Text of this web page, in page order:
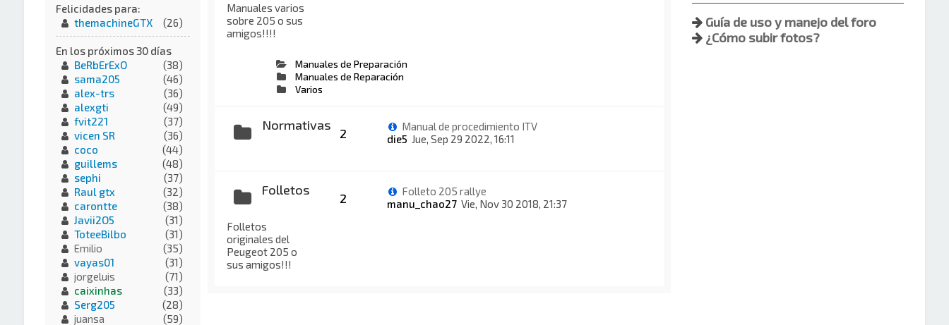
Manuales varios
sobre 205 o sus
amigos!!!!
Manuales de Preparación
Manuales de Reparación
Varios
Normativas
2
Manual de procedimiento ITV
die5 Jue, Sep 29 2022, 16:11
Folletos
Folletos
originales del
Peugeot 205 o
sus amigos!!!
2
Folleto 205 rallye
manu_chao27 Vie, Nov 30 2018, 21:37
Guía de uso y manejo del foro
¿Cómo subir fotos?
Felicidades para:
themachineGTX
(26)
En los próximos 30 días
BeRbErExO
(38)
sama205
(46)
alex-trs
(36)
alexgti
(49)
fvit221
(37)
vicen SR
(36)
coco
(44)
guillems
(48)
sephi
(37)
Raul gtx
(32)
carontte
(38)
Javii2O5
(31)
ToteeBilbo
(31)
Emilio
(35)
vayas01
(31)
jorgeluis
(71)
caixinhas
(33)
Serg205
(28)
juansa
(59)